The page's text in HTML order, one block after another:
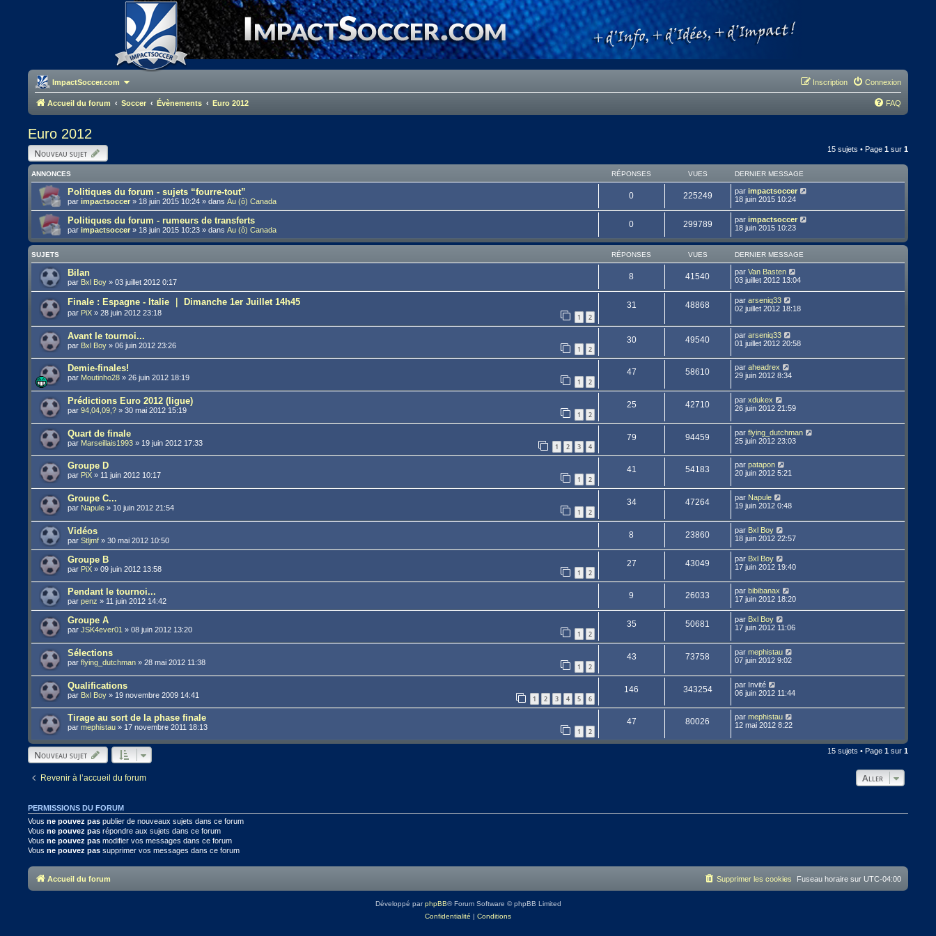
ImpactSoccer.com Connexion
Inscription
Accueil du forum Soccer Évènements Euro 2012 FAQ
Euro 2012
Nouveau sujet 15 sujets • Page 1sur 1
ANNONCES RÉPONSES VUES DERNIER MESSAGE
Politiques du forum - sujets “fourre-tout”
parimpactsoccer » 18 juin 2015 10:24 » dansAu (ô) Canada
0 225249 par impactsoccer
18 juin 2015 10:24
Politiques du forum - rumeurs de transferts
parimpactsoccer » 18 juin 2015 10:23 » dansAu (ô) Canada
0 299789 par impactsoccer
18 juin 2015 10:23
SUJETS RÉPONSES VUES DERNIER MESSAGE
Bilan
par Bxl Boy »03 juillet 2012 0:17
8 41540 par Van Basten
03 juillet 2012 13:04
Finale : Espagne - Italie ｜ Dimanche 1er Juillet 14h45
par PiX »28 juin 2012 23:18 1 2
31 48868 par arseniq33
02 juillet 2012 18:18
Avant le tournoi...
par Bxl Boy »06 juin 2012 23:26 1 2
30 49540 par arseniq33
01 juillet 2012 20:58
Demie-finales!
par Moutinho28 »26 juin 2012 18:19 1 2
47 58610 par aheadrex
29 juin 2012 8:34
Prédictions Euro 2012 (ligue)
par94,04,09,? »30 mai 2012 15:19 1 2
25 42710 par xdukex
26 juin 2012 21:59
Quart de finale
par Marseillais1993 » 19 juin 2012 17:33 1 2 3 4
79 94459 par flying_dutchman
25 juin 2012 23:03
Groupe D
par PiX » 11 juin 2012 10:17 1 2
41 54183 par patapon
20 juin 2012 5:21
Groupe C...
par Napule » 10 juin 2012 21:54 1 2
34 47264 par Napule
19 juin 2012 0:48
Vidéos
parStljmf »30 mai 2012 10:50
8 23860 par Bxl Boy
18 juin 2012 22:57
Groupe B
par PiX »09 juin 2012 13:58 1 2
27 43049 par Bxl Boy
17 juin 2012 19:40
Pendant le tournoi...
parpenz » 11 juin 2012 14:42
9 26033 par bibibanax
17 juin 2012 18:20
Groupe A
parJSK4ever01 »08 juin 2012 13:20 1 2
35 50681 par Bxl Boy
17 juin 2012 11:06
Sélections
parflying_dutchman »28 mai 2012 11:38 1 2
43 73758 par mephistau
07 juin 2012 9:02
Qualifications
par Bxl Boy » 19 novembre 2009 14:41 1 2 3 4 5 6
146 343254 par Invité
06 juin 2012 11:44
Tirage au sort de la phase finale
parmephistau » 17 novembre 2011 18:13 1 2
47 80026 par mephistau
12 mai 2012 8:22
Nouveau sujet 15 sujets • Page 1sur 1
Revenir à l’accueil du forum Aller
PERMISSIONS DU FORUM
Vousne pouvez pas publier de nouveaux sujets dans ce forum
Vousne pouvez pas répondre aux sujets dans ce forum
Vousne pouvez pas modifier vos messages dans ce forum
Vousne pouvez pas supprimer vos messages dans ce forum
Accueil du forum Fuseau horaire sur UTC-04:00
Supprimer les cookies
Développé parphpBB® Forum Software © phpBB Limited
Confidentialité | Conditions